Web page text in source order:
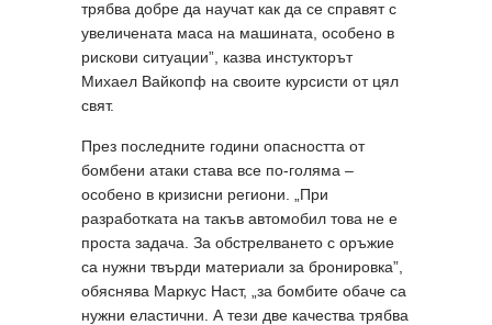
трябва добре да научат как да се справят с
увеличената маса на машината, особено в
рискови ситуации”, казва инстукторът
Михаел Вайкопф на своите курсисти от цял
свят.
През последните години опасността от
бомбени атаки става все по-голяма –
особено в кризисни региони. „При
разработката на такъв автомобил това не е
проста задача. За обстрелването с оръжие
са нужни твърди материали за бронировка”,
обяснява Маркус Наст, „за бомбите обаче са
нужни еластични. А тези две качества трябва